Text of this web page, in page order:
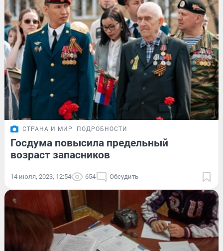
СТРАНА И МИР ПОДРОБНОСТИ
Госдума повысила предельный
возраст запасников
14 июля, 2023, 12:54 654 Обсудить